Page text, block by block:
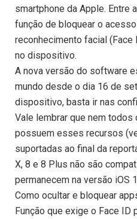
smartphone da Apple. Entre
função de bloquear o
reconhecimento facial
no dispositivo.
A nova versão do software
mundo desde o dia 16 de
dispositivo, basta ir nas
Vale lembrar que nem
possuem esses recursos
suportadas ao final da
X, 8 e 8 Plus não são
permanecem na versão iOS
Como ocultar e bloquear
Função que exige o Face ID